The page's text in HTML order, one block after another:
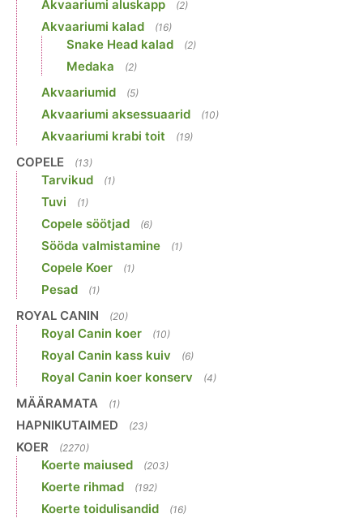
Akvaariumi aluskapp (2)
Akvaariumi kalad (16)
Snake Head kalad (2)
Medaka (2)
Akvaariumid (5)
Akvaariumi aksessuaarid (10)
Akvaariumi krabi toit (19)
COPELE (13)
Tarvikud (1)
Tuvi (1)
Copele söötjad (6)
Sööda valmistamine (1)
Copele Koer (1)
Pesad (1)
ROYAL CANIN (20)
Royal Canin koer (10)
Royal Canin kass kuiv (6)
Royal Canin koer konserv (4)
MÄÄRAMATA (1)
HAPNIKUTAIMED (23)
KOER (2270)
Koerte maiused (203)
Koerte rihmad (192)
Koerte toidulisandid (16)